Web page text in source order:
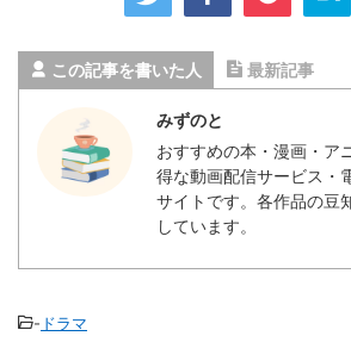
この記事を書いた人 最新記事
みずのと
おすすめの本・漫画・ア
得な動画配信サービス・
サイトです。各作品の豆
しています。
- ドラマ